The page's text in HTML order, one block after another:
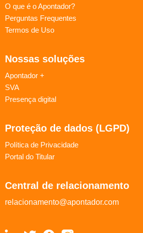
O que é o Apontador?
Perguntas Frequentes
Termos de Uso
Nossas soluções
Apontador +
SVA
Presença digital
Proteção de dados (LGPD)
Política de Privacidade
Portal do Titular
Central de relacionamento
relacionamento@apontador.com